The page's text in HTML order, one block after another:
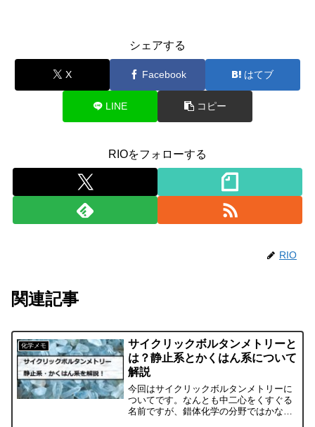
シェアする
X Facebook はてブ
LINE コピー
RIOをフォローする
RIO
関連記事
化学メモ
サイクリックボルタンメトリーと
は？静止系とかくはん系について
解説
今回はサイクリックボルタンメトリーに
ついてです。なんとも中二心をくすぐる
名前ですが、錯体化学の分野ではかなり